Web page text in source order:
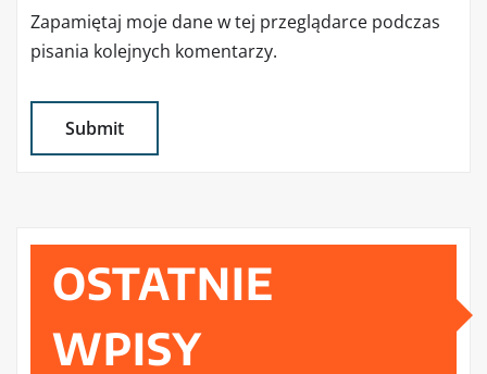
Zapamiętaj moje dane w tej przeglądarce podczas
pisania kolejnych komentarzy.
OSTATNIE
WPISY